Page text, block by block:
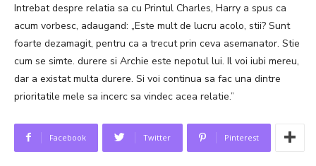
Intrebat despre relatia sa cu Printul Charles, Harry a spus ca
acum vorbesc, adaugand: „Este mult de lucru acolo, stii? Sunt
foarte dezamagit, pentru ca a trecut prin ceva asemanator. Stie
cum se simte. durere si Archie este nepotul lui. Il voi iubi mereu,
dar a existat multa durere. Si voi continua sa fac una dintre
prioritatile mele sa incerc sa vindec acea relatie.”
Facebook Twitter Pinterest